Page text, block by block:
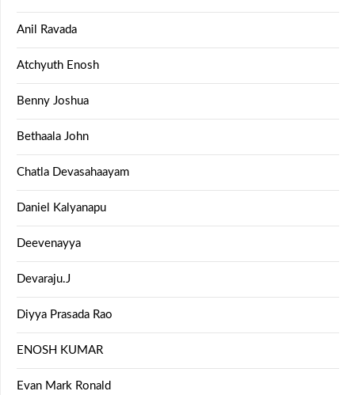
Anil Ravada
Atchyuth Enosh
Benny Joshua
Bethaala John
Chatla Devasahaayam
Daniel Kalyanapu
Deevenayya
Devaraju.J
Diyya Prasada Rao
ENOSH KUMAR
Evan Mark Ronald